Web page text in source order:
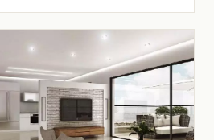
uma rua tranquila,Em
para o mar